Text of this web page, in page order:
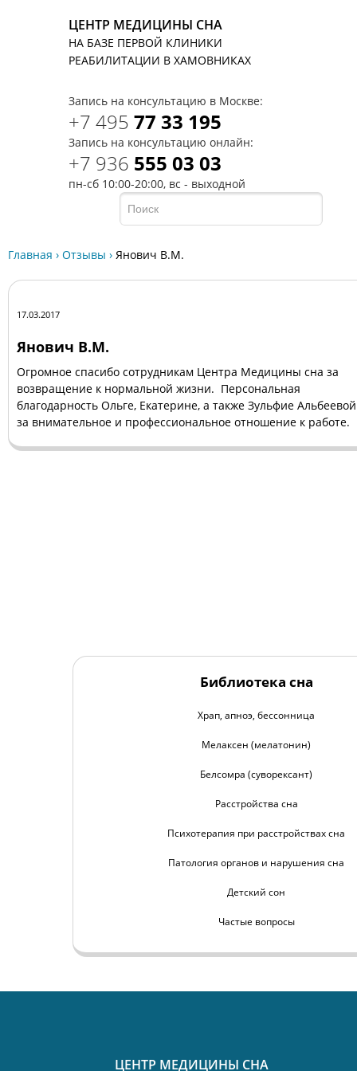
ЦЕНТР МЕДИЦИНЫ СНА
НА БАЗЕ ПЕРВОЙ КЛИНИКИ
РЕАБИЛИТАЦИИ В ХАМОВНИКАХ
Запись на консультацию в Москве:
+7 495 77 33 195
Запись на консультацию онлайн:
+7 936 555 03 03
пн-сб 10:00-20:00, вс - выходной
Главная › Отзывы › Янович В.М.
17.03.2017
Янович В.М.
Огромное спасибо сотрудникам Центра Медицины сна за
возвращение к нормальной жизни. Персональная
благодарность Ольге, Екатерине, а также Зульфие Альбеевой
за внимательное и профессиональное отношение к работе.
Библиотека сна
Храп, апноэ, бессонница
Мелаксен (мелатонин)
Белсомра (суворексант)
Расстройства сна
Психотерапия при расстройствах сна
Патология органов и нарушения сна
Детский сон
Частые вопросы
ЦЕНТР МЕДИЦИНЫ СНА